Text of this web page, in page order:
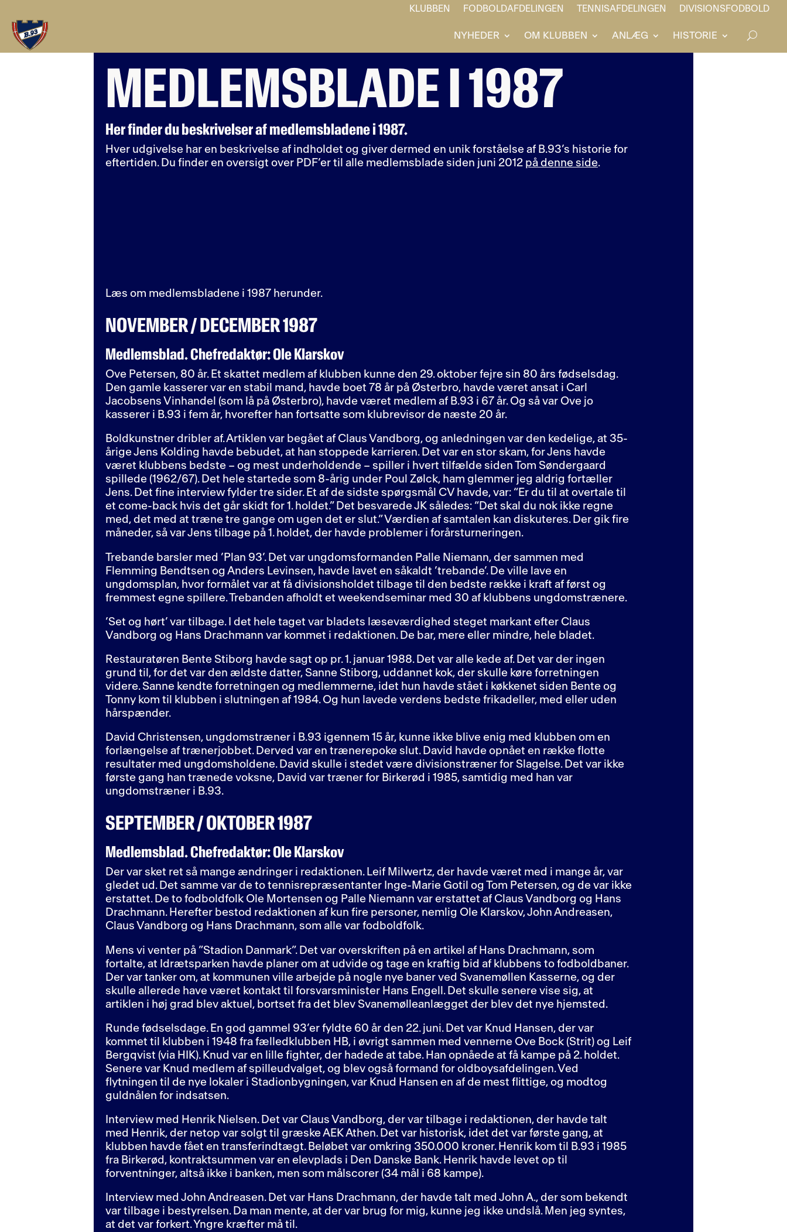
KLUBBEN FODBOLDAFDELINGEN TENNISAFDELINGEN DIVISIONSFODBOLD
NYHEDER OM KLUBBEN ANLÆG HISTORIE
MEDLEMSBLADE I 1987
Her finder du beskrivelser af medlemsbladene i 1987.
Hver udgivelse har en beskrivelse af indholdet og giver dermed en unik forståelse af B.93’s historie for
eftertiden. Du finder en oversigt over PDF’er til alle medlemsblade siden juni 2012 på denne side.
Læs om medlemsbladene i 1987 herunder.
NOVEMBER / DECEMBER 1987
Medlemsblad. Chefredaktør: Ole Klarskov
Ove Petersen, 80 år. Et skattet medlem af klubben kunne den 29. oktober fejre sin 80 års fødselsdag.
Den gamle kasserer var en stabil mand, havde boet 78 år på Østerbro, havde været ansat i Carl
Jacobsens Vinhandel (som lå på Østerbro), havde været medlem af B.93 i 67 år. Og så var Ove jo
kasserer i B.93 i fem år, hvorefter han fortsatte som klubrevisor de næste 20 år.
Boldkunstner dribler af. Artiklen var begået af Claus Vandborg, og anledningen var den kedelige, at 35-
årige Jens Kolding havde bebudet, at han stoppede karrieren. Det var en stor skam, for Jens havde
været klubbens bedste – og mest underholdende – spiller i hvert tilfælde siden Tom Søndergaard
spillede (1962/67). Det hele startede som 8-årig under Poul Zølck, ham glemmer jeg aldrig fortæller
Jens. Det fine interview fylder tre sider. Et af de sidste spørgsmål CV havde, var: “Er du til at overtale til
et come-back hvis det går skidt for 1. holdet.” Det besvarede JK således: “Det skal du nok ikke regne
med, det med at træne tre gange om ugen det er slut.” Værdien af samtalen kan diskuteres. Der gik fire
måneder, så var Jens tilbage på 1. holdet, der havde problemer i forårsturneringen.
Trebande barsler med ’Plan 93’. Det var ungdomsformanden Palle Niemann, der sammen med
Flemming Bendtsen og Anders Levinsen, havde lavet en såkaldt ’trebande’. De ville lave en
ungdomsplan, hvor formålet var at få divisionsholdet tilbage til den bedste række i kraft af først og
fremmest egne spillere. Trebanden afholdt et weekendseminar med 30 af klubbens ungdomstrænere.
’Set og hørt’ var tilbage. I det hele taget var bladets læseværdighed steget markant efter Claus
Vandborg og Hans Drachmann var kommet i redaktionen. De bar, mere eller mindre, hele bladet.
Restauratøren Bente Stiborg havde sagt op pr. 1. januar 1988. Det var alle kede af. Det var der ingen
grund til, for det var den ældste datter, Sanne Stiborg, uddannet kok, der skulle køre forretningen
videre. Sanne kendte forretningen og medlemmerne, idet hun havde stået i køkkenet siden Bente og
Tonny kom til klubben i slutningen af 1984. Og hun lavede verdens bedste frikadeller, med eller uden
hårspænder.
David Christensen, ungdomstræner i B.93 igennem 15 år, kunne ikke blive enig med klubben om en
forlængelse af trænerjobbet. Derved var en trænerepoke slut. David havde opnået en række flotte
resultater med ungdomsholdene. David skulle i stedet være divisionstræner for Slagelse. Det var ikke
første gang han trænede voksne, David var træner for Birkerød i 1985, samtidig med han var
ungdomstræner i B.93.
SEPTEMBER / OKTOBER 1987
Medlemsblad. Chefredaktør: Ole Klarskov
Der var sket ret så mange ændringer i redaktionen. Leif Milwertz, der havde været med i mange år, var
gledet ud. Det samme var de to tennisrepræsentanter Inge-Marie Gotil og Tom Petersen, og de var ikke
erstattet. De to fodboldfolk Ole Mortensen og Palle Niemann var erstattet af Claus Vandborg og Hans
Drachmann. Herefter bestod redaktionen af kun fire personer, nemlig Ole Klarskov, John Andreasen,
Claus Vandborg og Hans Drachmann, som alle var fodboldfolk.
Mens vi venter på ”Stadion Danmark”. Det var overskriften på en artikel af Hans Drachmann, som
fortalte, at Idrætsparken havde planer om at udvide og tage en kraftig bid af klubbens to fodboldbaner.
Der var tanker om, at kommunen ville arbejde på nogle nye baner ved Svanemøllen Kasserne, og der
skulle allerede have været kontakt til forsvarsminister Hans Engell. Det skulle senere vise sig, at
artiklen i høj grad blev aktuel, bortset fra det blev Svanemølleanlægget der blev det nye hjemsted.
Runde fødselsdage. En god gammel 93’er fyldte 60 år den 22. juni. Det var Knud Hansen, der var
kommet til klubben i 1948 fra fælledklubben HB, i øvrigt sammen med vennerne Ove Bock (Strit) og Leif
Bergqvist (via HIK). Knud var en lille fighter, der hadede at tabe. Han opnåede at få kampe på 2. holdet.
Senere var Knud medlem af spilleudvalget, og blev også formand for oldboysafdelingen. Ved
flytningen til de nye lokaler i Stadionbygningen, var Knud Hansen en af de mest flittige, og modtog
guldnålen for indsatsen.
Interview med Henrik Nielsen. Det var Claus Vandborg, der var tilbage i redaktionen, der havde talt
med Henrik, der netop var solgt til græske AEK Athen. Det var historisk, idet det var første gang, at
klubben havde fået en transferindtægt. Beløbet var omkring 350.000 kroner. Henrik kom til B.93 i 1985
fra Birkerød, kontraktsummen var en elevplads i Den Danske Bank. Henrik havde levet op til
forventninger, altså ikke i banken, men som målscorer (34 mål i 68 kampe).
Interview med John Andreasen. Det var Hans Drachmann, der havde talt med John A., der som bekendt
var tilbage i bestyrelsen. Da man mente, at der var brug for mig, kunne jeg ikke undslå. Men jeg syntes,
at det var forkert. Yngre kræfter må til.